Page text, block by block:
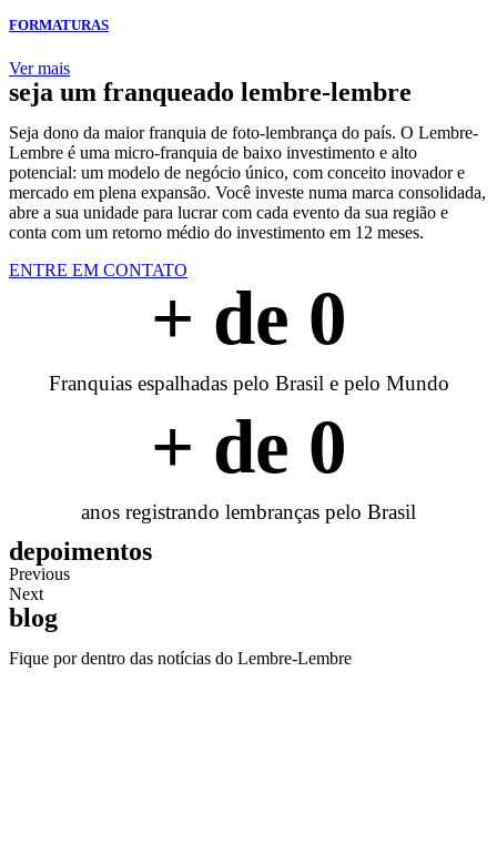
FORMATURAS
Ver mais
seja um franqueado lembre-lembre
Seja dono da maior franquia de foto-lembrança do país. O Lembre-
Lembre é uma micro-franquia de baixo investimento e alto
potencial: um modelo de negócio único, com conceito inovador e
mercado em plena expansão. Você investe numa marca consolidada,
abre a sua unidade para lucrar com cada evento da sua região e
conta com um retorno médio do investimento em 12 meses.
ENTRE EM CONTATO
Franquias espalhadas pelo Brasil e pelo Mundo
+ de 0
anos registrando lembranças pelo Brasil
+ de 0
depoimentos
Previous
Next
blog
Fique por dentro das notícias do Lembre-Lembre